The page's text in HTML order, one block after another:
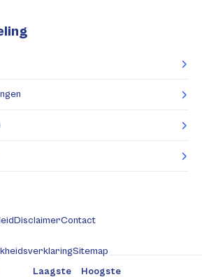
DisclaimerContact
Sitemap
Laagste
Hoogste